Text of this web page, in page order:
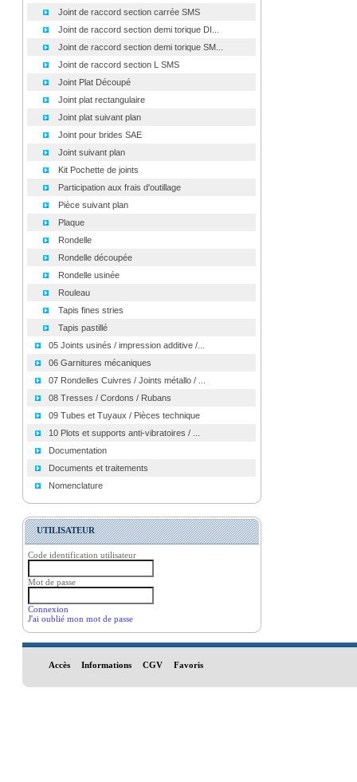
Joint de raccord section carrée SMS
Joint de raccord section demi torique DI...
Joint de raccord section demi torique SM...
Joint de raccord section L SMS
Joint Plat Découpé
Joint plat rectangulaire
Joint plat suivant plan
Joint pour brides SAE
Joint suivant plan
Kit Pochette de joints
Participation aux frais d'outillage
Pièce suivant plan
Plaque
Rondelle
Rondelle découpée
Rondelle usinée
Rouleau
Tapis fines stries
Tapis pastillé
05 Joints usinés / impression additive /...
06 Garnitures mécaniques
07 Rondelles Cuivres / Joints métallo / ...
08 Tresses / Cordons / Rubans
09 Tubes et Tuyaux / Pièces technique
10 Plots et supports anti-vibratoires / ...
Documentation
Documents et traitements
Nomenclature
UTILISATEUR
Code identification utilisateur
Mot de passe
Connexion
J'ai oublié mon mot de passe
Accès Informations CGV Favoris